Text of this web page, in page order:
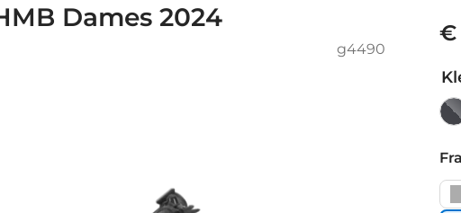
Dames 2024
g4490
€